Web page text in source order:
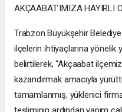
AKÇAABAT’IMIZA HAYIRLI
Trabzon Büyükşehir
ilçelerin ihtiyaçlarına yönelik
belirtilerek, “Akçaabat
kazandırmak amacıyla
tamamlanmış, yüklenici